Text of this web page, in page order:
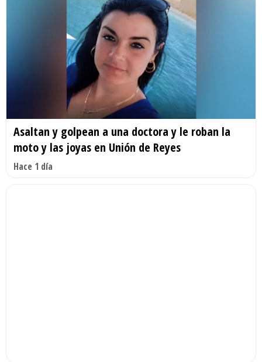
Asaltan y golpean a una doctora y le roban la
moto y las joyas en Unión de Reyes
Hace 1 día